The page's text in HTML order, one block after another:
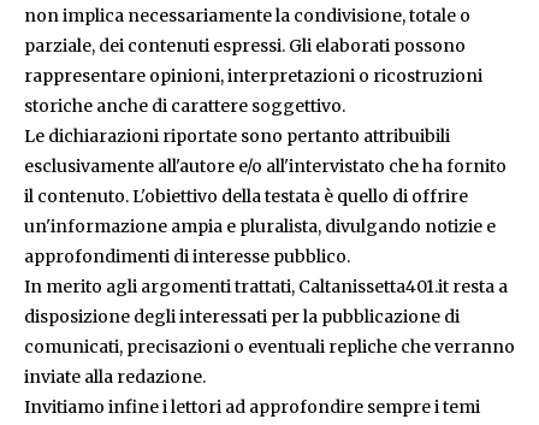
non implica necessariamente la condivisione, totale o
parziale, dei contenuti espressi. Gli elaborati possono
rappresentare opinioni, interpretazioni o ricostruzioni
storiche anche di carattere soggettivo.
Le dichiarazioni riportate sono pertanto attribuibili
esclusivamente all'autore e/o all'intervistato che ha fornito
il contenuto. L'obiettivo della testata è quello di offrire
un'informazione ampia e pluralista, divulgando notizie e
approfondimenti di interesse pubblico.
In merito agli argomenti trattati, Caltanissetta401.it resta a
disposizione degli interessati per la pubblicazione di
comunicati, precisazioni o eventuali repliche che verranno
inviate alla redazione.
Invitiamo infine i lettori ad approfondire sempre i temi